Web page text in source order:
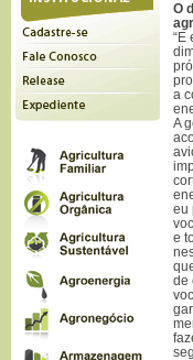
O
“E
a
A
eu
e
de